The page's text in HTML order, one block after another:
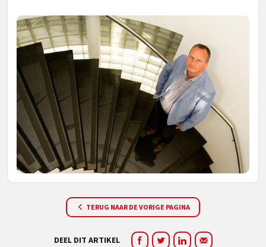
TERUG NAAR DE VORIGE PAGINA
DEEL DIT ARTIKEL